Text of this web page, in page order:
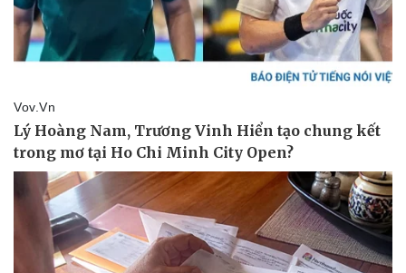
Thể thao
Ô tô - Xe máy